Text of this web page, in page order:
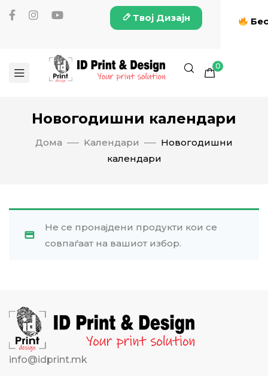
Твој Дизајн
0
Новогодишни календари
Дома Kалендари
Новогодишни
календари
Не се пронајдени продукти кои се
совпаѓаат на вашиот избор.
info@idprint.mk